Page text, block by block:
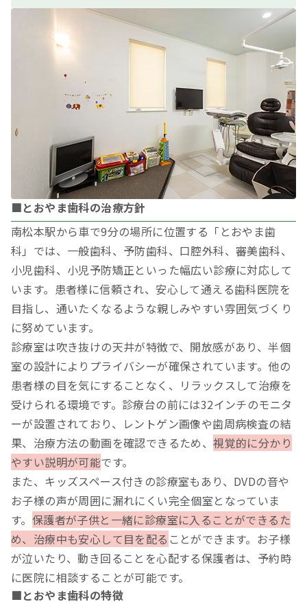
■とおやま歯科の治療方針
南松本駅から車で9分の場所に位置する「とおやま歯
科」では、一般歯科、予防歯科、口腔外科、審美歯科、
小児歯科、小児予防矯正といった幅広い診療に対応して
います。患者様に信頼され、安心して通える歯科医院を
目指し、通いたくなるような親しみやすい雰囲気づくり
に努めています。
診療室は吹き抜けの天井が特徴で、開放感があり、半個
室の設計によりプライバシーが確保されています。他の
患者様の目を気にすることなく、リラックスして治療を
受けられる環境です。診療台の前には32インチのモニタ
ーが設置されており、レントゲン画像や歯周病検査の結
果、治療方法の動画を確認できるため、視覚的に分かり
やすい説明が可能です。
また、キッズスペース付きの診療室もあり、DVDの音や
お子様の声が周囲に漏れにくい完全個室となっていま
す。 保護者が子供と一緒に診療室に入ることができるた
め、治療中も安心して目を配る ことができます。お子様
が泣いたり、動き回ることを心配する保護者は、予約時
に医院に相談することが可能です。
■とおやま歯科の特徴